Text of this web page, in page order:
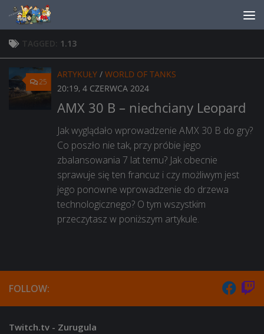
Skip to content
TAGGED: 1.13
25
ARTYKUŁY / WORLD OF TANKS
20:19, 4 CZERWCA 2024
AMX 30 B – niechciany Leopard
Jak wyglądało wprowadzenie AMX 30 B do gry?
Co poszło nie tak, przy próbie jego
zbalansowania 7 lat temu? Jak obecnie
sprawuje się ten francuz i czy możliwym jest
jego ponowne wprowadzenie do drzewa
technologicznego? O tym wszystkim
przeczytasz w poniższym artykule.
FOLLOW:
Twitch.tv - Zurugula